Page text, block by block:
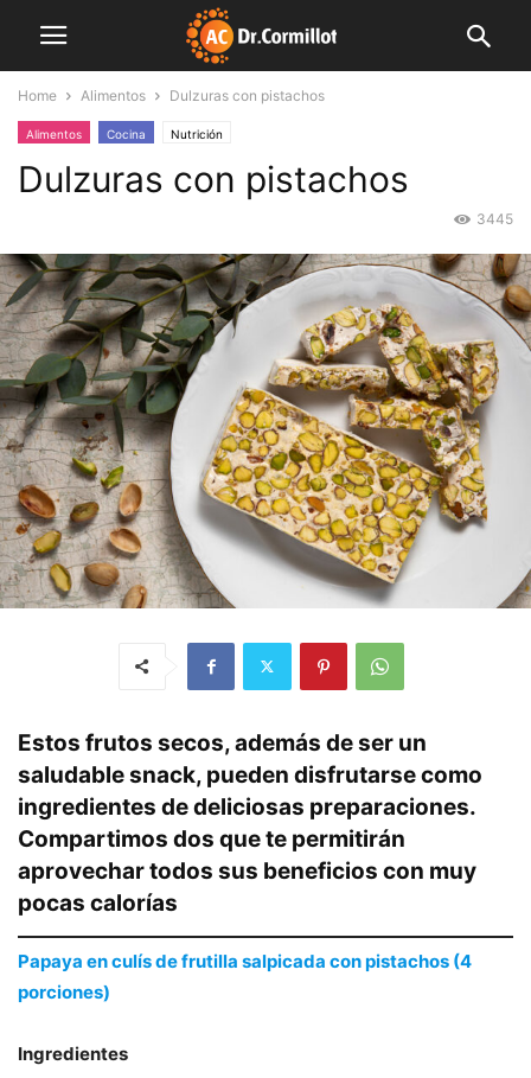
Home Alimentos Dulzuras con pistachos
Alimentos Cocina Nutrición
Dulzuras con pistachos
3445
Estos frutos secos, además de ser un
saludable snack, pueden disfrutarse como
ingredientes de deliciosas preparaciones.
Compartimos dos que te permitirán
aprovechar todos sus beneficios con muy
pocas calorías
Papaya en culís de frutilla salpicada con pistachos (4
porciones)
Ingredientes